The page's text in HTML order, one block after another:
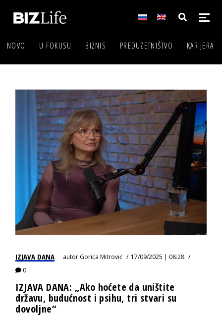
NOVO U FOKUSU BIZNIS PREDUZETNIŠTVO KARIJERA
IZJAVA DANA autor Gorica Mitrović
17/09/2025 | 08:28
0
IZJAVA DANA: „Ako hoćete da uništite
državu, budućnost i psihu, tri stvari su
dovoljne“